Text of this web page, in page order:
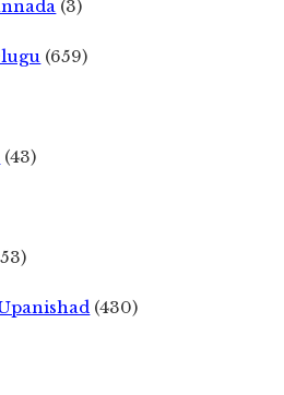
(3)
(659)
(43)
(430)